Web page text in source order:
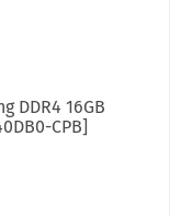
DDR4 16GB
CPB]